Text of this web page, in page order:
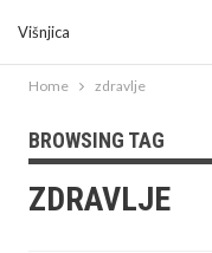
Višnjica
Home zdravlje
BROWSING TAG
ZDRAVLJE